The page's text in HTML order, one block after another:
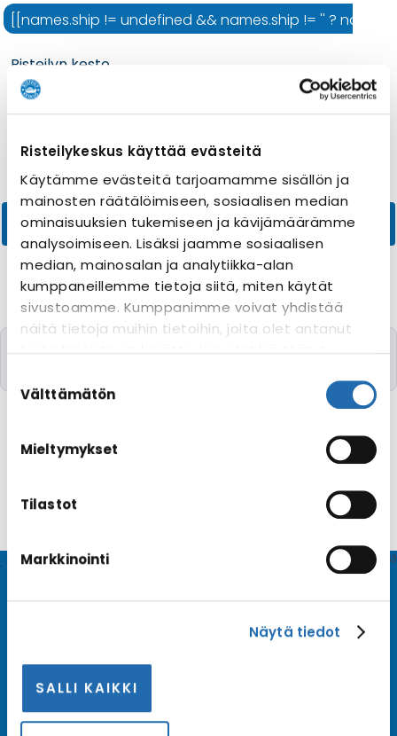
Risteilykeskus käyttää evästeitä
Käytämme evästeitä tarjoamamme sisällön ja
mainosten räätälöimiseen, sosiaalisen median
ominaisuuksien tukemiseen ja kävijämäärämme
analysoimiseen. Lisäksi jaamme sosiaalisen
median, mainosalan ja analytiikka-alan
kumppaneillemme tietoja siitä, miten käytät
sivustoamme. Kumppanimme voivat yhdistää
näitä tietoja muihin tietoihin, joita olet antanut
evästeasetuksiesi hyväksyntää sivuston
linkistä.
valinta
Välttämätön
Mieltymykset
Tilastot
Markkinointi
Näytä tiedot
SALLI KAIKKI
[[names.ship != undefined && names.ship != '' ?
Risteilyn kesto
V4.1663
varustamoiden tarjouksista ja kampanjaeduista.